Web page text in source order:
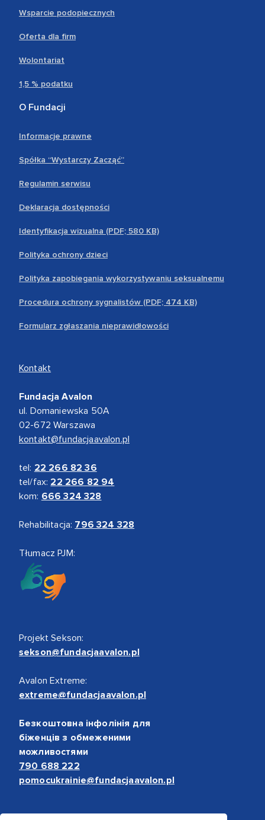
Wsparcie podopiecznych
Oferta dla firm
Wolontariat
1,5 % podatku
O Fundacji
Informacje prawne
Spółka “Wystarczy Zacząć”
Regulamin serwisu
Deklaracja dostępności
Identyfikacja wizualna (PDF; 580 KB)
Polityka ochrony dzieci
Polityka zapobiegania wykorzystywaniu seksualnemu
Procedura ochrony sygnalistów (PDF; 474 KB)
Formularz zgłaszania nieprawidłowości
Kontakt
Fundacja Avalon
ul. Domaniewska 50A
02-672 Warszawa
kontakt@fundacjaavalon.pl
tel: 22 266 82 36
tel/fax: 22 266 82 94
kom: 666 324 328
Rehabilitacja: 796 324 328
Tłumacz PJM:
Projekt Sekson:
sekson@fundacjaavalon.pl
Avalon Extreme:
extreme@fundacjaavalon.pl
Безкоштовна інфолінія для
біженців з обмеженими
можливостями
790 688 222
pomocukrainie@fundacjaavalon.pl